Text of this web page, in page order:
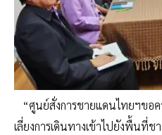
“ศูนย์สั่งการชายแดนไทยฯขอ
เลี่ยงการเดินทางเข้าไปยังพื้นที่ช